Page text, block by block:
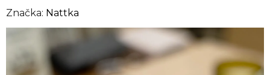
Značka: Nattka